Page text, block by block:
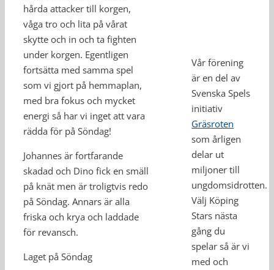
hårda attacker till korgen,
våga tro och lita på vårat
skytte och in och ta fighten
under korgen. Egentligen
fortsätta med samma spel
som vi gjort på hemmaplan,
med bra fokus och mycket
energi så har vi inget att vara
rädda för på Söndag!
Johannes är fortfarande
skadad och Dino fick en smäll
på knät men är troligtvis redo
på Söndag. Annars är alla
friska och krya och laddade
för revansch.
Laget på Söndag
Vår förening
är en del av
Svenska Spels
initiativ
Gräsroten
som årligen
delar ut
miljoner till
ungdomsidrotten.
Välj Köping
Stars nästa
gång du
spelar så är vi
med och